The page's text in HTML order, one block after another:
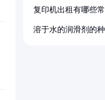
复印机出租有哪些
溶于水的润滑剂的